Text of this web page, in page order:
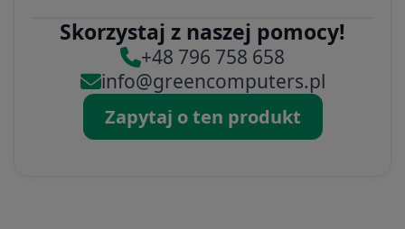
Skorzystaj z naszej pomocy!
+48 796 758 658
info@greencomputers.pl
Zapytaj o ten produkt